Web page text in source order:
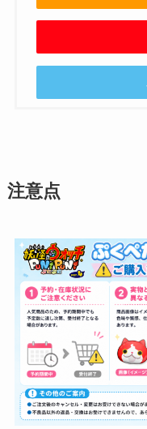
注意点